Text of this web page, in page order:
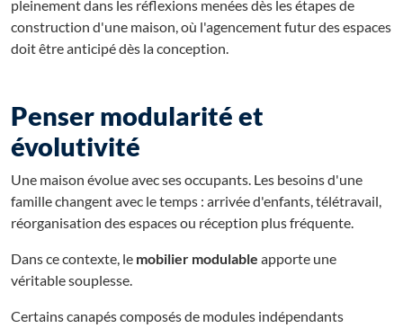
pleinement dans les réflexions menées dès les étapes de
construction d'une maison, où l'agencement futur des espaces
doit être anticipé dès la conception.
Penser modularité et
évolutivité
Une maison évolue avec ses occupants. Les besoins d'une
famille changent avec le temps : arrivée d'enfants, télétravail,
réorganisation des espaces ou réception plus fréquente.
Dans ce contexte, le mobilier modulable apporte une
véritable souplesse.
Certains canapés composés de modules indépendants